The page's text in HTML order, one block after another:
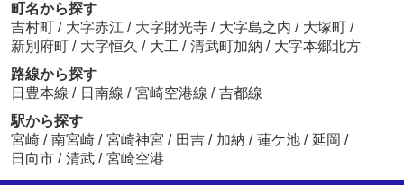
町名から探す
吉村町 / 大字赤江 / 大字財光寺 / 大字島之内 / 大塚町 /
新別府町 / 大字恒久 / 大工 / 清武町加納 / 大字本郷北方
路線から探す
日豊本線 / 日南線 / 宮崎空港線 / 吉都線
駅から探す
宮崎 / 南宮崎 / 宮崎神宮 / 田吉 / 加納 / 蓮ケ池 / 延岡 /
日向市 / 清武 / 宮崎空港